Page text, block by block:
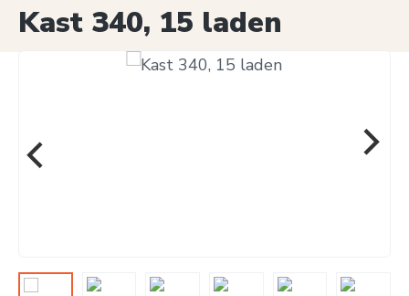
Kast 340, 15 laden
Afbeeldingengalerij overslaan